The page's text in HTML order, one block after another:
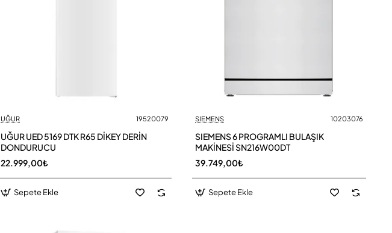
UĞUR 19520079
UĞUR UED 5169 DTK R65 DİKEY DERİN
DONDURUCU
22.999,00₺
Sepete Ekle
SIEMENS 10203076
SIEMENS 6 PROGRAMLI BULAŞIK
MAKİNESİ SN216W00DT
39.749,00₺
Sepete Ekle